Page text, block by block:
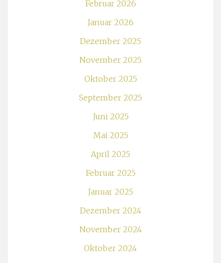
Februar 2026
Januar 2026
Dezember 2025
November 2025
Oktober 2025
September 2025
Juni 2025
Mai 2025
April 2025
Februar 2025
Januar 2025
Dezember 2024
November 2024
Oktober 2024